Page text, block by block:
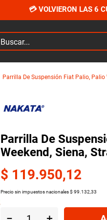
💳 VOLVIERON LAS 6
Parrilla De Suspensión Fiat Palio, Palio
Parrilla De
Weekend, Siena,
$ 119.950,12
Precio sin impuestos nacionales$ 99 132 33